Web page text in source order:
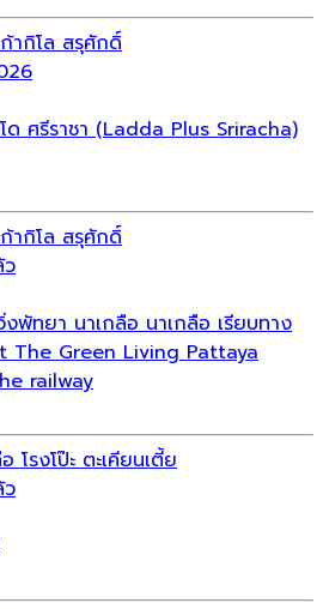
ากิโล สรุศักดิ์
ศรีราชา (Ladda Plus Sriracha)
ากิโล สรุศักดิ์
งพัทยา นาเกลือ นาเกลือ เรียบทาง
The Green Living Pattaya
railway
โรงโป๊ะ ตะเคียนเตี้ย